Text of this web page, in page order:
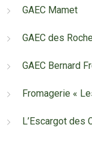
GAEC Mamet
GAEC des
GAEC Bernard
Fromagerie «
L’Escargot des